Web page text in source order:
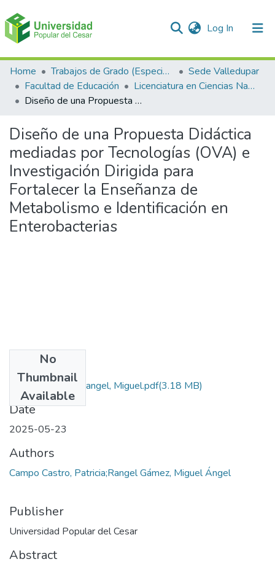
Log In (current)
Communities & Collections
All of DSpace
Home Trabajos de Grado (Especializaciones y Pregrados)
Sede Valledupar
Facultad de Educación
Licenciatura en Ciencias Naturales y Educación Ambiental.
Diseño de una Propuesta Didáctica mediadas por Tecnologías (OVA) e Investigación Dirigida para Fortalecer la Enseñanza de Metabolismo e Identificación en Enterobacterias
Diseño de una Propuesta Didáctica
mediadas por Tecnologías (OVA) e
Investigación Dirigida para
Fortalecer la Enseñanza de
Metabolismo e Identificación en
Enterobacterias
No
Thumbnail
Available
Campo, Patricia. Rangel, Miguel.pdf(3.18 MB)
Date
2025-05-23
Authors
Campo Castro, Patricia;Rangel Gámez, Miguel Ángel
Publisher
Universidad Popular del Cesar
Abstract